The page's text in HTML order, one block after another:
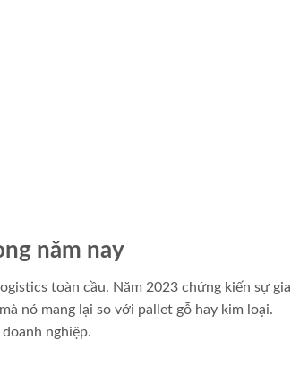
năm nay
toàn cầu. Năm 2023 chứng kiến sự gia
nó mang lại so với pallet gỗ hay kim loại.
nghiệp.